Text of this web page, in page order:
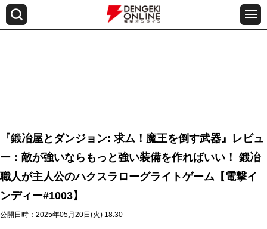
『鍛冶屋とダンジョン: 求ム！魔王を倒す武器』レビュ
ー：敵が強いならもっと強い装備を作ればいい！ 鍛冶
職人が主人公のハクスラローグライトゲーム【電撃イ
ンディー#1003】
公開日時：2025年05月20日(火) 18:30